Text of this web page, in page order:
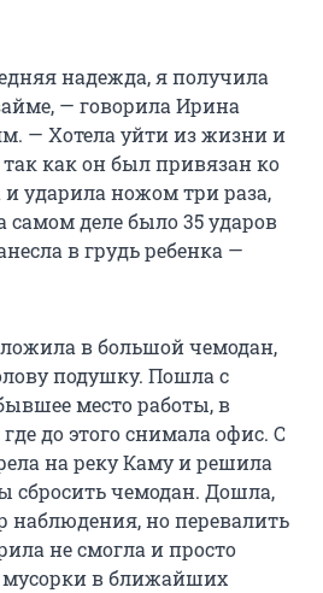
надежда, я получила
— говорила Ирина
— Хотела уйти из жизни и
как он был привязан ко
ударила ножом три раза,
самом деле было 35 ударов
в грудь ребенка —
в большой чемодан,
подушку. Пошла с
место работы, в
до этого снимала офис. С
на реку Каму и решила
сбросить чемодан. Дошла,
наблюдения, но перевалить
не смогла и просто
мусорки в ближайших